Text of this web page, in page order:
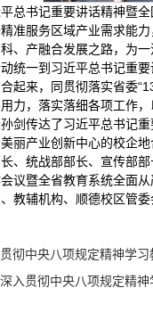
总书记重要讲话精神暨
准服务区域产业需求能
、产融合发展之路，为
统一到习近平总书记重
起来，同贯彻落实省委
力，落实落细各项工作
剑传达了习近平总书记
丽产业创新中心的校企
、统战部部长、宣传部
议暨全省教育系统全面
教辅机构、顺德校区管
彻中央八项规定精神学
入贯彻中央八项规定精